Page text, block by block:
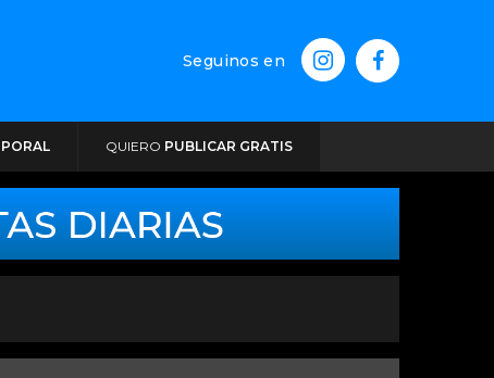
Seguinos en
QUIERO PUBLICAR GRATIS